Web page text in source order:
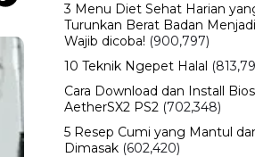
3 Menu Diet Sehat Harian
Turunkan Berat Badan
Wajib dicoba! (900,797)
10 Teknik Ngepet Halal
Cara Download dan Install Bios
AetherSX2 PS2 (702,348)
5 Resep Cumi yang Mantul
Dimasak (602,420)